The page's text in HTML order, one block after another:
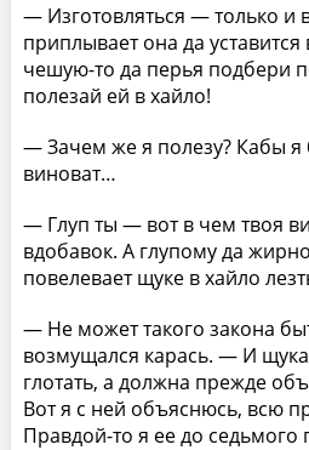
— Изготовляться — только и
приплывает она да
чешую-то да перья подбери
полезай ей в хайло!
— Зачем же я полезу? Кабы
виноват…
— Глуп ты — вот в чем твоя
вдобавок. А глупому да
повелевает щуке в хайло
— Не может такого закона
возмущался карась. — И
глотать, а должна прежде
Вот я с ней объяснюсь, всю
Правдой-то я ее до